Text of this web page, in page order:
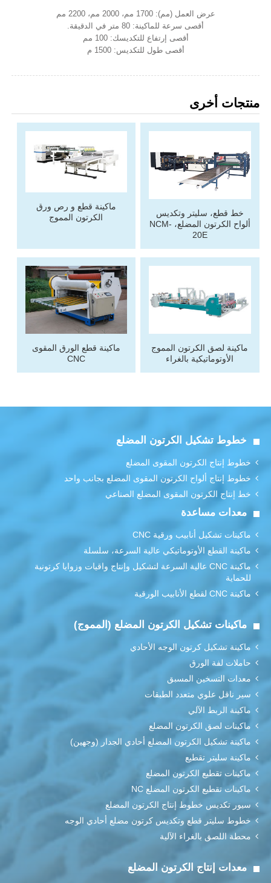
عرض العمل (مم): 1700 مم، 2000 مم، 2200 مم
أقصى سرعة للماكينة: 80 متر في الدقيقة.
أقصى إرتفاع للتكديسك: 100 مم
أقصى طول للتكديس: 1500 م
منتجات أخرى
خط قطع، سليتر وتكديس
ألواح الكرتون المضلع، NCM-
20E
ماكينة قطع و رص ورق
الكرتون المموج
ماكينة لصق الكرتون المموج
الأوتوماتيكية بالغراء
ماكينة قطع الورق المقوى
CNC
خطوط تشكيل الكرتون المضلع
خطوط إنتاج الكرتون المقوى المضلع
خطوط إنتاج ألواح الكرتون المقوى المضلع بجانب واحد
خط إنتاج الكرتون المقوى المضلع الصناعي
معدات مساعدة
ماكينات تشكيل أنابيب ورقية CNC
ماكينة القطع الأوتوماتيكي عالية السرعة، سلسلة
ماكينة CNC عالية السرعة لتشكيل وإنتاج واقيات وزوايا كرتونية
للحماية
ماكينة CNC لقطع الأنابيب الورقية
ماكينات تشكيل الكرتون المضلع (المموج)
ماكينة تشكيل كرتون الوجه الأحادي
حاملات لفة الورق
معدات التسخين المسبق
سير ناقل علوي متعدد الطبقات
ماكينة الربط الآلي
ماكينات لصق الكرتون المضلع
ماكينة تشكيل الكرتون المضلع أحادي الجدار (وجهين)
ماكينة سليتر تقطيع
ماكينات تقطيع الكرتون المضلع
ماكينات تقطيع الكرتون المضلع NC
سيور تكديس خطوط إنتاج الكرتون المضلع
خطوط سليتر قطع وتكديس كرتون مضلع أحادي الوجه
محطة اللصق بالغراء الآلية
معدات إنتاج الكرتون المضلع